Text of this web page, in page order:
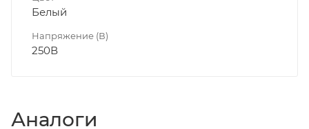
Белый
Напряжение (В)
250В
Аналоги